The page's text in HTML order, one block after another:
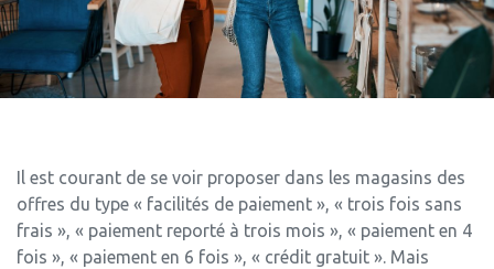
Il est courant de se voir proposer dans les magasins des
offres du type « facilités de paiement », « trois fois sans
frais », « paiement reporté à trois mois », « paiement en 4
fois », « paiement en 6 fois », « crédit gratuit ». Mais